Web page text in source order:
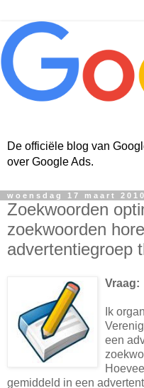
De officiële blog van
over Google Ads.
woensdag 17 maart 2010
Zoekwoorden
zoekwoorden
advertentiegroep
Vraag:
Ik
een
gemiddeld in een